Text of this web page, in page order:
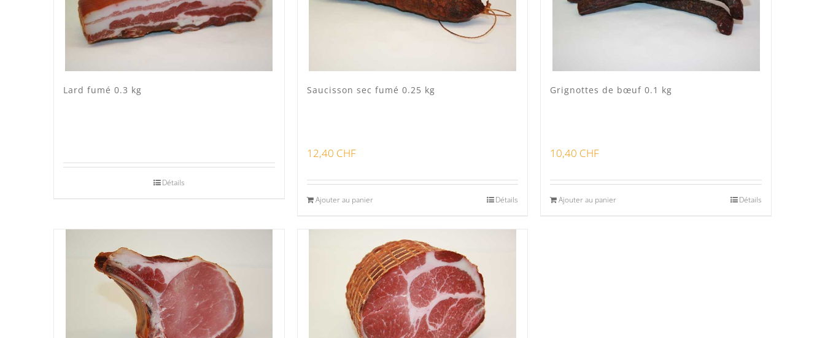
Porc Lo Caïon(3)
Veau Lo VÎ
Volaille Suisse(0)
Lard fumé 0.3 kg
Détails
Saucisson sec fumé 0.25 kg
12,40 CHF
Ajouter au panier Détails
Grignottes de bœuf 0.1 kg
10,40 CHF
Ajouter au panier Détails